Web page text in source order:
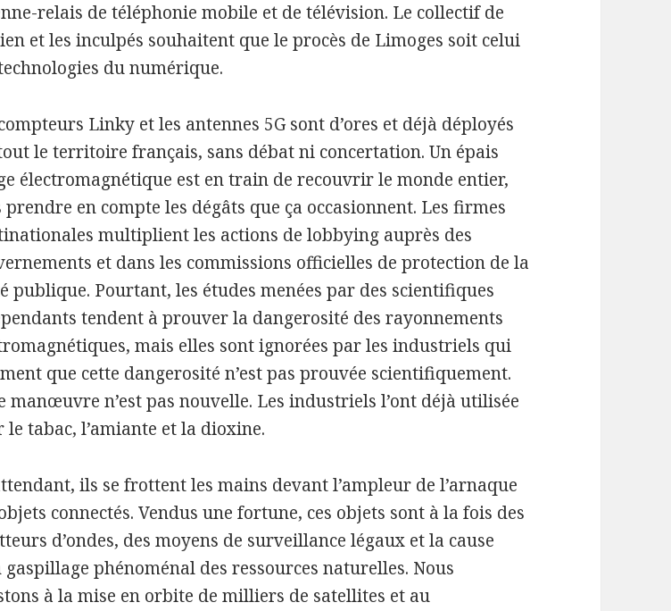
relais de téléphonie mobile et de télévision. Le collectif de
et les inculpés souhaitent que le procès de Limoges soit celui
du numérique.
Linky et les antennes 5G sont d’ores et déjà déployés
le territoire français, sans débat ni concertation. Un épais
électromagnétique est en train de recouvrir le monde entier,
prendre en compte les dégâts que ça occasionnent. Les firmes
multiplient les actions de lobbying auprès des
et dans les commissions officielles de protection de la
publique. Pourtant, les études menées par des scientifiques
tendent à prouver la dangerosité des rayonnements
mais elles sont ignorées par les industriels qui
que cette dangerosité n’est pas prouvée scientifiquement.
manœuvre n’est pas nouvelle. Les industriels l’ont déjà utilisée
le tabac, l’amiante et la dioxine.
ils se frottent les mains devant l’ampleur de l’arnaque
connectés. Vendus une fortune, ces objets sont à la fois des
d’ondes, des moyens de surveillance légaux et la cause
gaspillage phénoménal des ressources naturelles. Nous
à la mise en orbite de milliers de satellites et au